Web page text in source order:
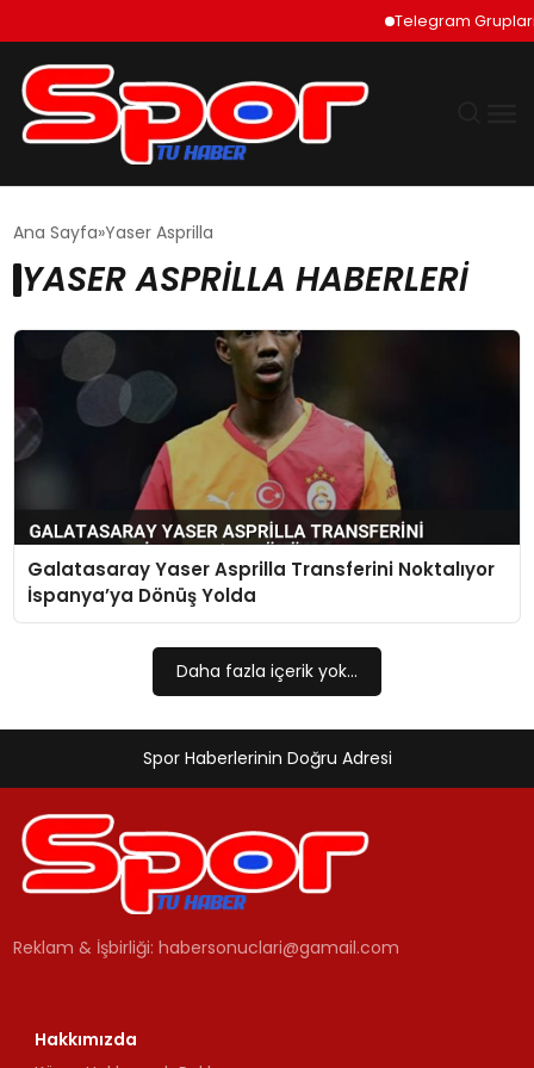
Telegram Grupları
DÜNYA
EKONOMI
SIYASET
TEKNOLOJI
EĞITIM
MAGAZIN
Ana Sayfa Yaser Asprilla
YASER ASPRILLA HABERLERI
Galatasaray Yaser Asprilla Transferini Noktalıyor
İspanya’ya Dönüş Yolda
Daha fazla içerik yok...
Spor Haberlerinin Doğru Adresi
Reklam & İşbirliği:habersonuclari@gamail.com
Hakkımızda